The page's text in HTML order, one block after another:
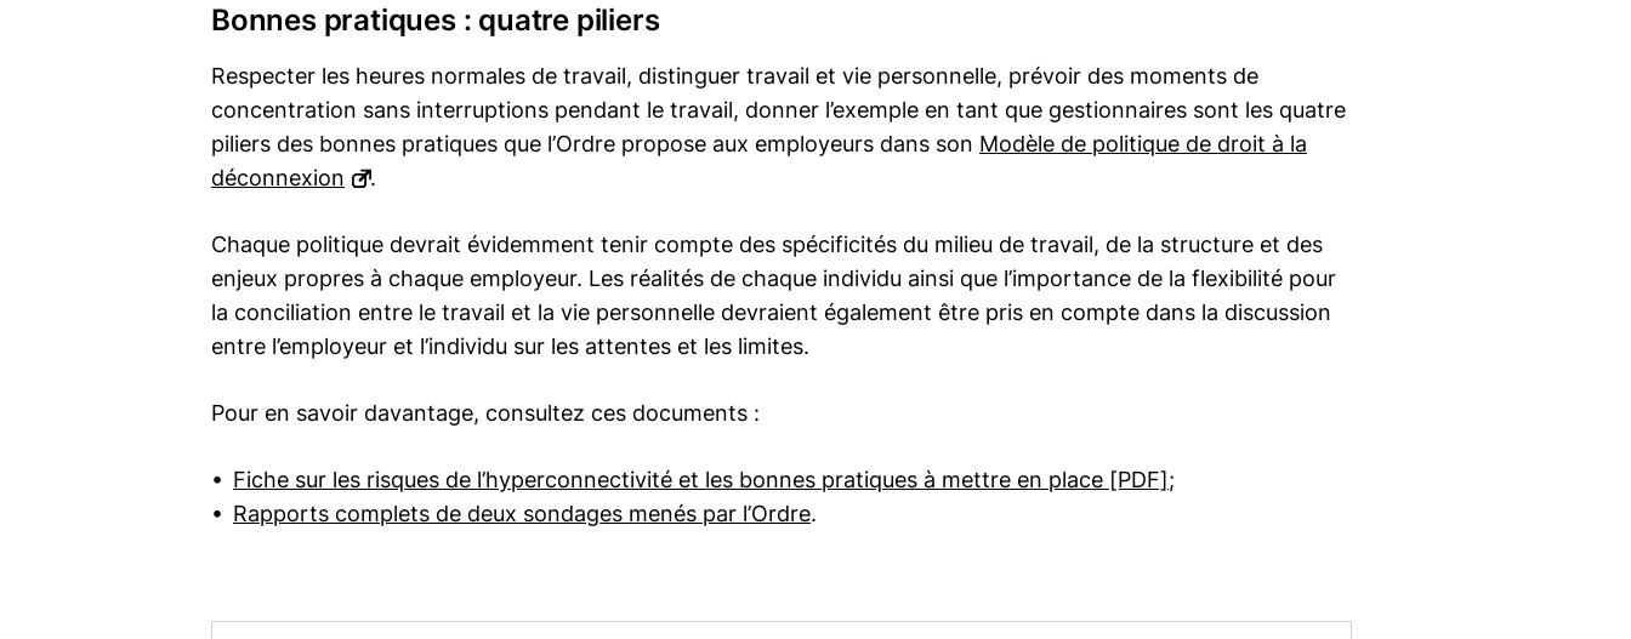
Bonnes pratiques : quatre piliers
Respecter les heures normales de travail, distinguer travail et vie personnelle, prévoir des moments de
concentration sans interruptions pendant le travail, donner l’exemple en tant que gestionnaires sont les quatre
piliers des bonnes pratiques que l’Ordre propose aux employeurs dans son Modèle de politique de droit à la
déconnexion
.
Chaque politique devrait évidemment tenir compte des spécificités du milieu de travail, de la structure et des
enjeux propres à chaque employeur. Les réalités de chaque individu ainsi que l’importance de la flexibilité pour
la conciliation entre le travail et la vie personnelle devraient également être pris en compte dans la discussion
entre l’employeur et l’individu sur les attentes et les limites.
Pour en savoir davantage, consultez ces documents :
Fiche sur les risques de l’hyperconnectivité et les bonnes pratiques à mettre en place [PDF];
Rapports complets de deux sondages menés par l’Ordre.